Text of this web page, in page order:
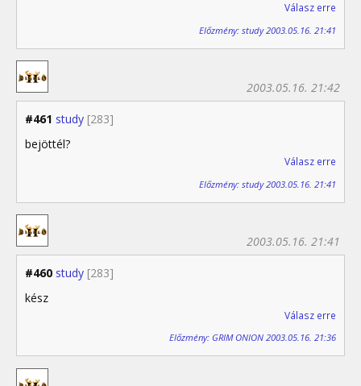
Válasz erre
Előzmény: study 2003.05.16. 21:41
#461 study [283]
2003.05.16. 21:42
bejöttél?
Válasz erre
Előzmény: study 2003.05.16. 21:41
#460 study [283]
2003.05.16. 21:41
kész
Válasz erre
Előzmény: GRIM ONION 2003.05.16. 21:36